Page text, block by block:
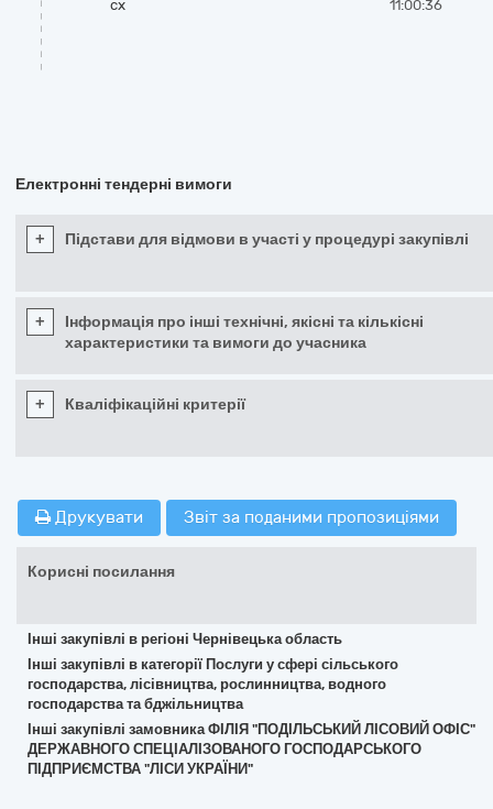
cx
11:00:36
Електронні тендерні вимоги
+ Підстави для відмови в участі у процедурі закупівлі
+
Інформація про інші технічні, якісні та кількісні
характеристики та вимоги до учасника
+ Кваліфікаційні критерії
Друкувати Звіт за поданими пропозиціями
Корисні посилання
Інші закупівлі в регіоні Чернівецька область
Інші закупівлі в категорії Послуги у сфері сільського
господарства, лісівництва, рослинництва, водного
господарства та бджільництва
Інші закупівлі замовника ФІЛІЯ "ПОДІЛЬСЬКИЙ ЛІСОВИЙ ОФІС"
ДЕРЖАВНОГО СПЕЦІАЛІЗОВАНОГО ГОСПОДАРСЬКОГО
ПІДПРИЄМСТВА "ЛІСИ УКРАЇНИ"